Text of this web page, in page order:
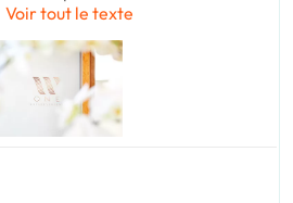
Voir tout le texte